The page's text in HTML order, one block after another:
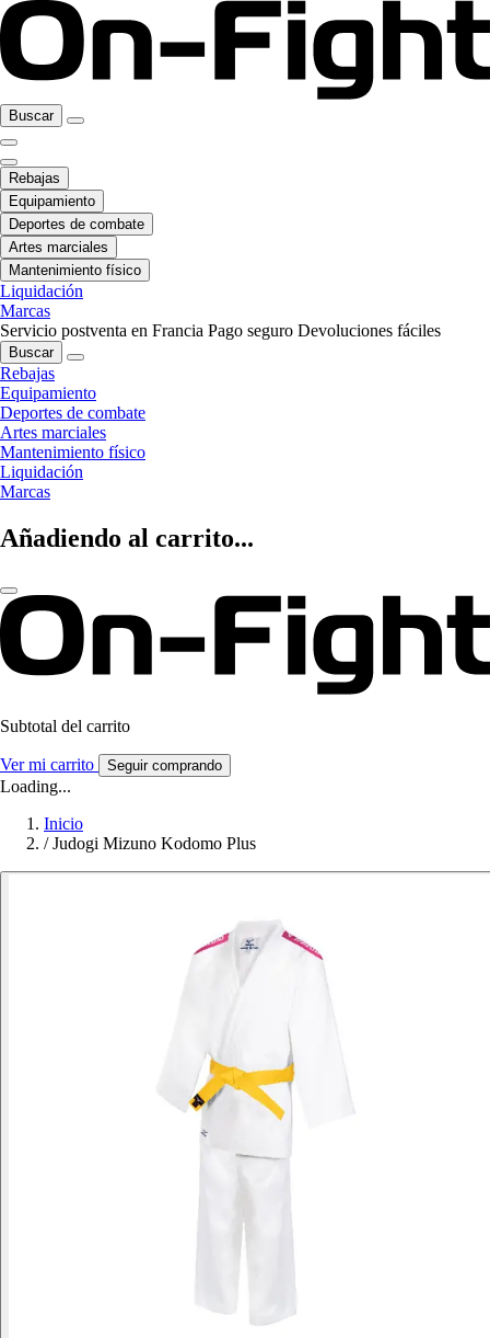
Buscar
Rebajas
Equipamiento
Deportes de combate
Artes marciales
Mantenimiento físico
Liquidación
Marcas
Servicio postventa en Francia Pago seguro Devoluciones fáciles
Buscar
Rebajas
Equipamiento
Deportes de combate
Artes marciales
Mantenimiento físico
Liquidación
Marcas
Añadiendo al carrito...
Subtotal del carrito
Ver mi carrito Seguir comprando
Loading...
Inicio
/ Judogi Mizuno Kodomo Plus